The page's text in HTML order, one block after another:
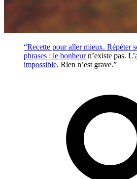
“Recette pour aller mieux. Répéter
phrases : le bonheurn’existe pas. L’
impossible. Rien n’est grave.”